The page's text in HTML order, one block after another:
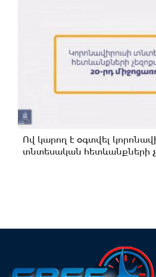
Ով կարող է օգտվել
տնտեսական հետևանքների